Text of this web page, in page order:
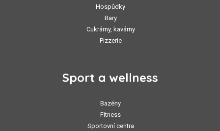
Hospůdky
Bary
Cukrárny, kavárny
Pizzerie
Sport a wellness
Bazény
Fitness
Sportovní centra